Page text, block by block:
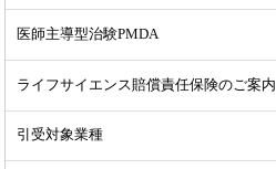
医師主導型治験PMDA
ライフサイエンス賠償責任保険のご案内
引受対象業種